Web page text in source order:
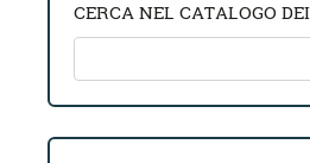
CERCA NEL CATALOGO